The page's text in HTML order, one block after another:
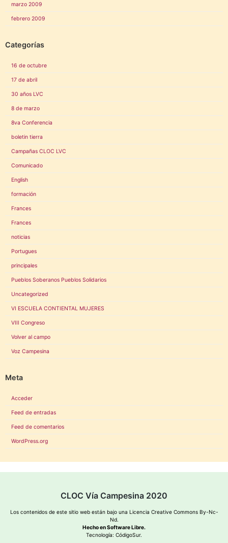
marzo 2009
febrero 2009
Categorías
16 de octubre
17 de abril
30 años LVC
8 de marzo
8va Conferencia
boletin tierra
Campañas CLOC LVC
Comunicado
English
formación
Frances
Frances
noticias
Portugues
principales
Pueblos Soberanos Pueblos Solidarios
Uncategorized
VI ESCUELA CONTIENTAL MUJERES
VIII Congreso
Volver al campo
Voz Campesina
Meta
Acceder
Feed de entradas
Feed de comentarios
WordPress.org
CLOC Vía Campesina 2020
Los contenidos de este sitio web están bajo una Licencia Creative Commons By-Nc-
Nd.
Hecho en Software Libre.
Tecnología: CódigoSur.